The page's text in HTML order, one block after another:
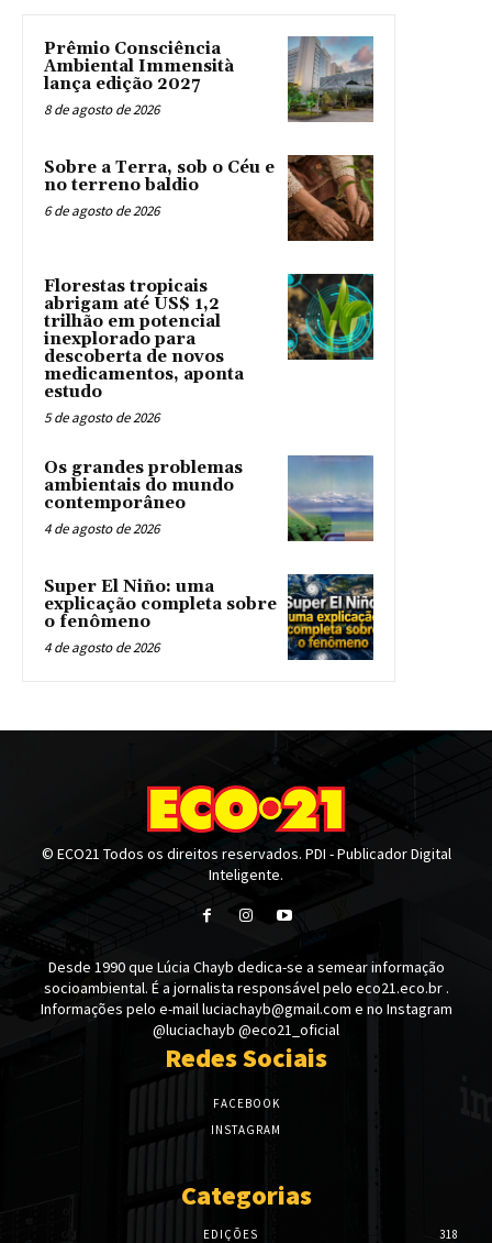
Prêmio Consciência
Ambiental Immensità
lança edição 2027
8 de agosto de 2026
Sobre a Terra, sob o Céu e
no terreno baldio
6 de agosto de 2026
Florestas tropicais
abrigam até US$ 1,2
trilhão em potencial
inexplorado para
descoberta de novos
medicamentos, aponta
estudo
5 de agosto de 2026
Os grandes problemas
ambientais do mundo
contemporâneo
4 de agosto de 2026
Super El Niño: uma
explicação completa sobre
o fenômeno
4 de agosto de 2026
© ECO21 Todos os direitos reservados. PDI - Publicador Digital
Inteligente.
Desde 1990 que Lúcia Chayb dedica-se a semear informação
socioambiental. É a jornalista responsável pelo eco21.eco.br .
Informações pelo e-mail luciachayb@gmail.com e no Instagram
@luciachayb @eco21_oficial
Redes Sociais
FACEBOOK
INSTAGRAM
Categorias
EDIÇÕES 318